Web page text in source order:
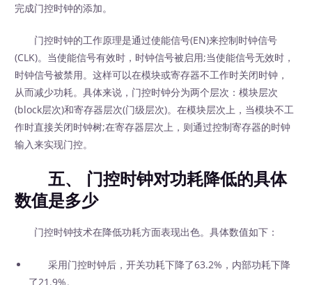
完成门控时钟的添加。
门控时钟的工作原理是通过使能信号(EN)来控制时钟信号
(CLK)。当使能信号有效时，时钟信号被启用;当使能信号无效时，
时钟信号被禁用。这样可以在模块或寄存器不工作时关闭时钟，
从而减少功耗。具体来说，门控时钟分为两个层次：模块层次
(block层次)和寄存器层次(门级层次)。在模块层次上，当模块不工
作时直接关闭时钟树;在寄存器层次上，则通过控制寄存器的时钟
输入来实现门控。
五、 门控时钟对功耗降低的具体
数值是多少
门控时钟技术在降低功耗方面表现出色。具体数值如下：
采用门控时钟后，开关功耗下降了63.2%，内部功耗下降
了21.9%。